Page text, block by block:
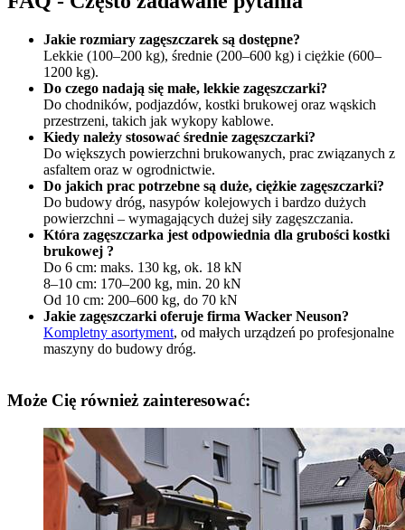
Jakie rozmiary zagęszczarek są dostępne?
Lekkie (100–200 kg), średnie (200–600 kg) i ciężkie (600–
1200 kg).
Do czego nadają się małe, lekkie zagęszczarki?
Do chodników, podjazdów, kostki brukowej oraz wąskich
przestrzeni, takich jak wykopy kablowe.
Kiedy należy stosować średnie zagęszczarki?
Do większych powierzchni brukowanych, prac związanych z
asfaltem oraz w ogrodnictwie.
Do jakich prac potrzebne są duże, ciężkie zagęszczarki?
Do budowy dróg, nasypów kolejowych i bardzo dużych
powierzchni – wymagających dużej siły zagęszczania.
Która zagęszczarka jest odpowiednia dla grubości kostki
brukowej ?
Do 6 cm: maks. 130 kg, ok. 18 kN
8–10 cm: 170–200 kg, min. 20 kN
Od 10 cm: 200–600 kg, do 70 kN
Jakie zagęszczarki oferuje firma Wacker Neuson?
Kompletny asortyment, od małych urządzeń po profesjonalne
maszyny do budowy dróg.
Może Cię również zainteresować: